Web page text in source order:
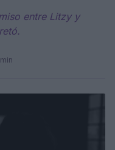
entre Litzy y